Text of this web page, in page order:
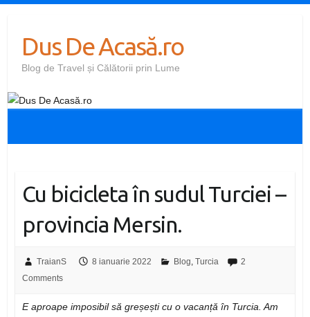
Dus De Acasă.ro
Blog de Travel și Călătorii prin Lume
Cu bicicleta în sudul Turciei –
provincia Mersin.
TraianS 8 ianuarie 2022 Blog, Turcia
2
Comments
E aproape imposibil să greșești cu o vacanță în Turcia. Am